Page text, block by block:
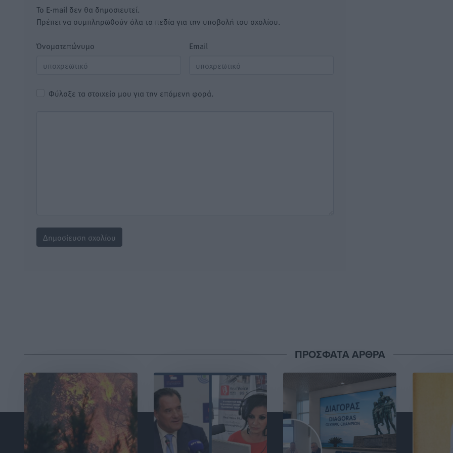
Το E-mail δεν θα δημοσιευτεί.
Πρέπει να συμπληρωθούν όλα τα πεδία για την υποβολή του σχολίου.
Όνοματεπώνυμο Email
Φύλαξε τα στοιχεία μου για την επόμενη φορά.
ΠΡΟΣΦΑΤΑ ΑΡΘΡΑ